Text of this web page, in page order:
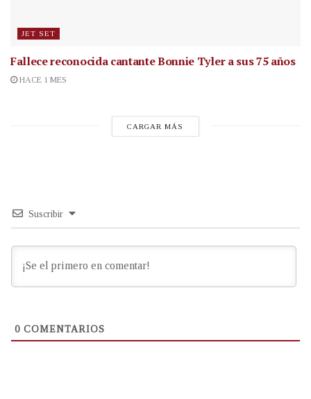
JET SET
Fallece reconocida cantanteBonnie Tyler a sus 75 años
HACE 1 MES
CARGAR MÁS
Suscribir
0 COMENTARIOS